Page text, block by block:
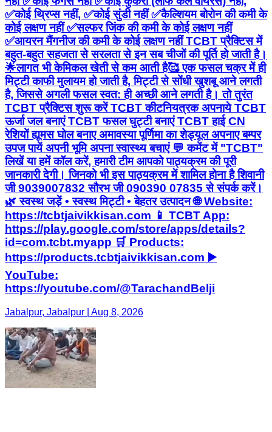
✅कोई थ्रिप्स नहीं, ✅कोई सुंडी नहीं ✅कैल्शियम बोरोन की कमी के
कोई लक्षण नहीं ✅सल्फर जिंक की कमी के कोई लक्षण नहीं
✅आयरन मैंगनीज की कमी के कोई लक्षण नहीं TCBT प्रैक्टिस में
बहुत-बहुत सहजता से सरलता से इन सब चीजों की पूर्ति हो जाती है।
🌟लागत भी केमिकल खेती से कम आती है🥰 एक फसल चक्र में ही
मिट्टी काफी मुलायम हो जाती है, मिट्टी से सोंधी खुशबू आने लगती
है, जिससे अगली फसल स्वत: ही अच्छी आने लगती है। तो तुरंत
TCBT प्रैक्टिस शुरू करें TCBT कीटनियत्रक अपनाये TCBT
ऊर्जा जल बनाएं TCBT फसल घुट्टी बनाएं TCBT हाई CN
रेशियों ह्यूमस घोल बनाए अमावस्या पूर्णिमा का शेड्यूल अपनाए बम्पर
उपज पायें अपनी भूमि अपना स्वास्थ्य बचाएं 💬 कमेंट में "TCBT"
लिखें या हमें कॉल करें, हमारी टीम आपको पाठ्यक्रम की पूरी
जानकारी देगी। जिनको भी इस पाठ्यक्रम में शामिल होना है शिवानी
जी 9039007832 सौरभ जी 090390 07835 से संपर्क करें।
🌿 स्वस्थ जड़ें • स्वस्थ मिट्टी • बेहतर उत्पादन 🌐 Website:
https://tcbtjaivikkisan.com 📱 TCBT App:
https://play.google.com/store/apps/details?
id=com.tcbt.myapp 🛒 Products:
https://products.tcbtjaivikkisan.com ▶️
YouTube:
https://youtube.com/@TarachandBelji
Jabalpur, Jabalpur | Aug 8, 2026